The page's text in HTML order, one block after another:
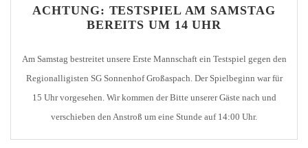
ACHTUNG: TESTSPIEL AM SAMSTAG
BEREITS UM 14 UHR
Am Samstag bestreitet unsere Erste Mannschaft ein Testspiel gegen den
Regionalligisten SG Sonnenhof Großaspach. Der Spielbeginn war für
15 Uhr vorgesehen. Wir kommen der Bitte unserer Gäste nach und
verschieben den Anstroß um eine Stunde auf 14:00 Uhr.